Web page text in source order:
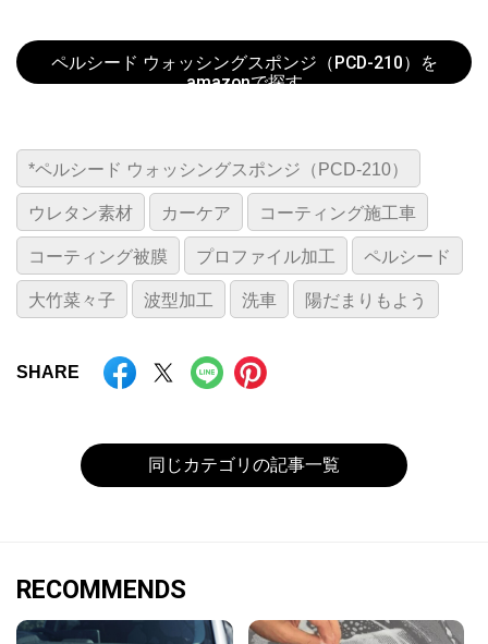
ペルシード ウォッシングスポンジ（PCD-210）を
amazonで探す
*ペルシード ウォッシングスポンジ（PCD-210）
ウレタン素材 カーケア コーティング施工車
コーティング被膜 プロファイル加工 ペルシード
大竹菜々子 波型加工 洗車 陽だまりもよう
SHARE
同じカテゴリの記事一覧
RECOMMENDS